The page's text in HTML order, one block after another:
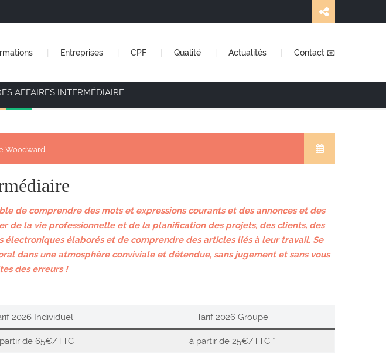
Entreprises CPF Qualité Actualités Contact 📧
AFFAIRES INTERMÉDIAIRE
Woodward
de comprendre des mots et expressions courants et des annonces et des
de la vie professionnelle et de la planification des projets, des clients, des
élaborés et de comprendre des articles liés à leur travail. Se
dans une atmosphère conviviale et détendue, sans jugement et sans vous
des erreurs !
2026 Individuel Tarif 2026 Groupe
de 65€/TTC
à partir de 25€/TTC *